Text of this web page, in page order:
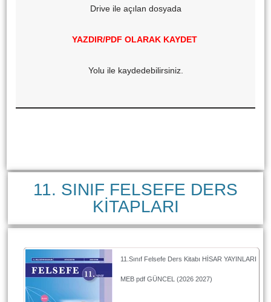
Drive ile açılan dosyada
YAZDIR/PDF OLARAK KAYDET
Yolu ile kaydedebilirsiniz.
11. SINIF FELSEFE DERS
KİTAPLARI
11.Sınıf Felsefe Ders Kitabı HİSAR YAYINLARI
MEB pdf GÜNCEL (2026 2027)